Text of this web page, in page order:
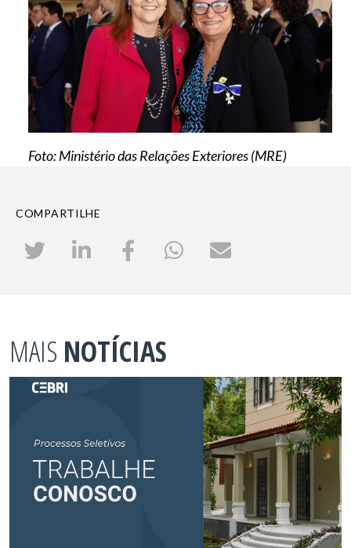
Foto: Ministério das Relações Exteriores (MRE)
COMPARTILHE
MAIS NOTÍCIAS